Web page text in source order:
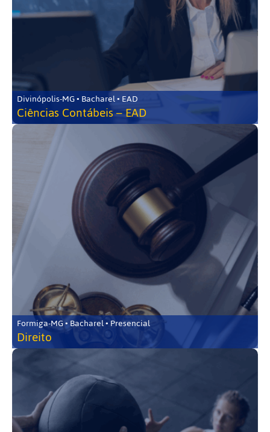
Divinópolis-MG • Bacharel • EAD
Ciências Contábeis – EAD
Formiga-MG • Bacharel • Presencial
Direito